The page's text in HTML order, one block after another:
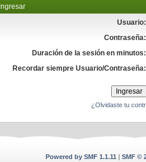
Ingresar
Usuario:
Contraseña:
Duración de la sesión en minutos:
Recordar siempre Usuario/Contraseña:
¿Olvidaste tu
Powered by SMF 1.1.11 | SMF ©